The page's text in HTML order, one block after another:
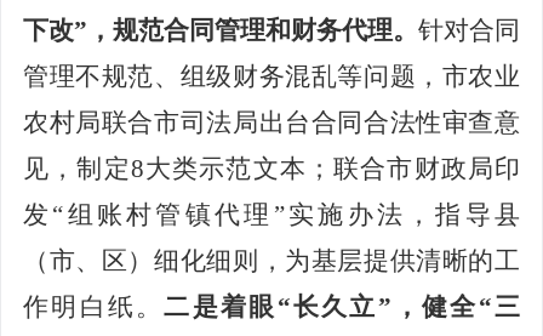
下改”，规范合同管理和财务代理。 针对合同
管理不规范、组级财务混乱等问题，市农业
农村局联合市司法局出台合同合法性审查意
见，制定8大类示范文本；联合市财政局印
发 “组账村管镇代理”实施办法，指导县
（市、区）细化细则，为基层提供清晰的工
作明白纸 。二是着眼 “长久立”，健全“三